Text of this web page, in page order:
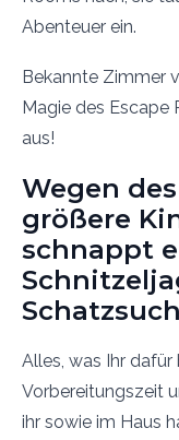
Abenteuer ein.
Bekannte Zimmer
Magie des Escape
aus!
Wegen
größere
schnappt
Alles, was Ihr
Vorbereitungszeit
ihr sowie im Haus